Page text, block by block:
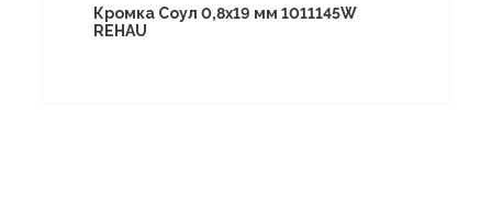
Кромка Соул 0,8х19 мм 1011145W
REHAU